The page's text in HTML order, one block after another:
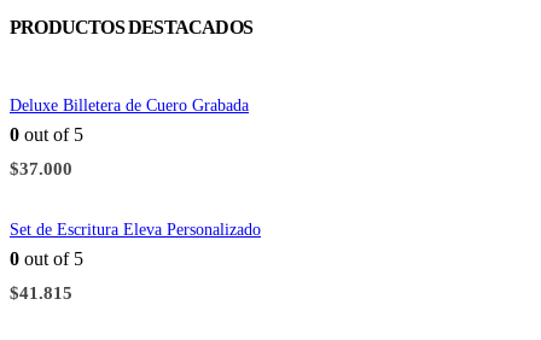
$35.000.$30.800.
PRODUCTOS DESTACADOS
Deluxe Billetera de Cuero Grabada
0 out of 5
$37.000
Set de Escritura Eleva Personalizado
0 out of 5
$41.815